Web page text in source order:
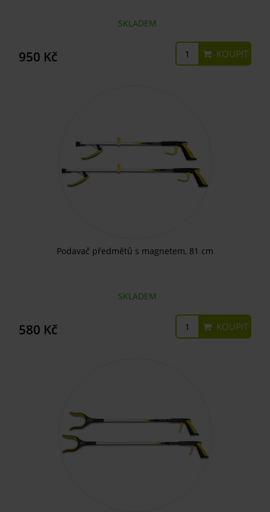
SKLADEM
950 Kč KOUPIT
Podavač předmětů s magnetem, 81 cm
SKLADEM
580 Kč KOUPIT